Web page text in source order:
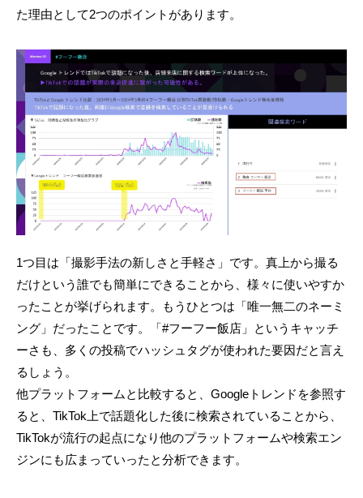
た理由として2つのポイントがあります。
1つ目は「撮影手法の新しさと手軽さ」です。真上から撮る
だけという誰でも簡単にできることから、様々に使いやすか
ったことが挙げられます。もうひとつは「唯一無二のネーミ
ング」だったことです。「#フーフー飯店」というキャッチ
ーさも、多くの投稿でハッシュタグが使われた要因だと言え
るしょう。
他プラットフォームと比較すると、Googleトレンドを参照す
ると、TikTok上で話題化した後に検索されていることから、
TikTokが流行の起点になり他のプラットフォームや検索エン
ジンにも広まっていったと分析できます。